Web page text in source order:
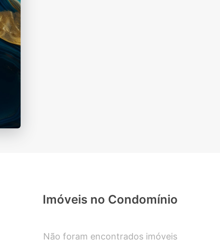
Imóveis no Condomínio
Não foram encontrados imóveis